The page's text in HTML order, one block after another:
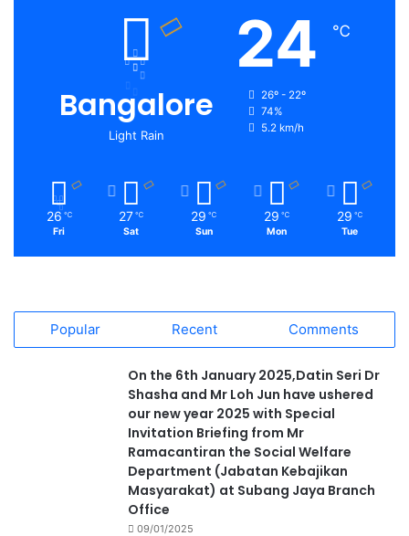
Bangalore
Light Rain
24 ℃
26º - 22º
74%
5.2 km/h
26 ℃
Fri
27 ℃
Sat
29 ℃
Sun
29 ℃
Mon
29 ℃
Tue
Popular Recent Comments
On the 6th January 2025,Datin Seri Dr
Shasha and Mr Loh Jun have ushered
our new year 2025 with Special
Invitation Briefing from Mr
Ramacantiran the Social Welfare
Department (Jabatan Kebajikan
Masyarakat) at Subang Jaya Branch
Office
09/01/2025